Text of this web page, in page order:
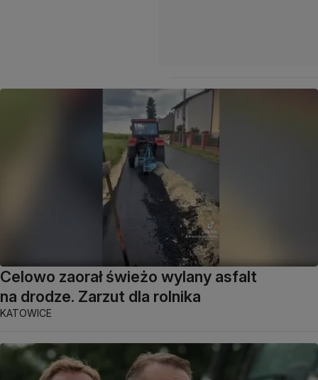
Celowo zaorał świeżo wylany asfalt
na drodze. Zarzut dla rolnika
KATOWICE